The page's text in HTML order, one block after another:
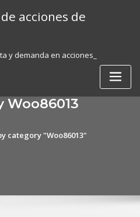
acciones de
y demanda en acciones_
Woo86013
category "Woo86013"